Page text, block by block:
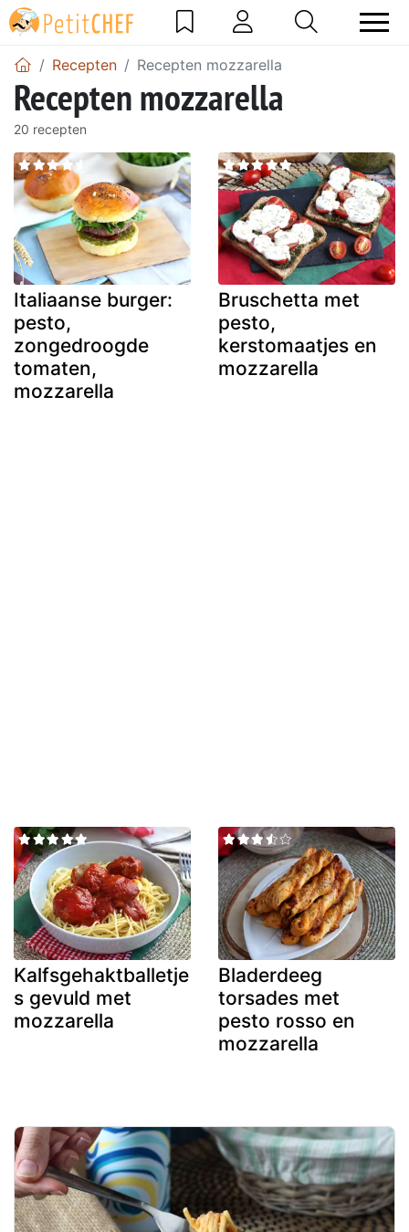
Recepten Recepten mozzarella
Recepten mozzarella
20 recepten
Italiaanse burger:
pesto,
zongedroogde
tomaten,
mozzarella
Bruschetta met
pesto,
kerstomaatjes en
mozzarella
Kalfsgehaktballetje
s gevuld met
mozzarella
Bladerdeeg
torsades met
pesto rosso en
mozzarella